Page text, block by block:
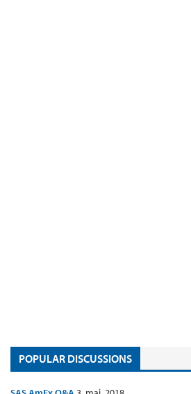
POPULAR DISCUSSIONS